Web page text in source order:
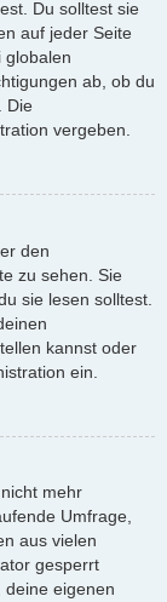
Du solltest sie
auf jeder Seite
globalen
ab, ob du
Die
vergeben.
den
zu sehen. Sie
sie lesen solltest.
kannst oder
ein.
mehr
Umfrage,
aus vielen
gesperrt
deine eigenen